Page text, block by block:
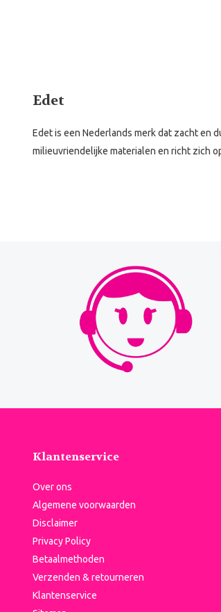
Edet
Edet is een Nederlands merk dat zacht en
milieuvriendelijke materialen en richt zich
Klantenservice
Over ons
Algemene voorwaarden
Disclaimer
Privacy Policy
Betaalmethoden
Verzenden & retourneren
Klantenservice